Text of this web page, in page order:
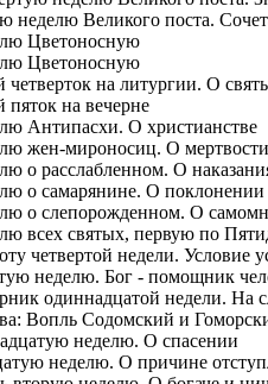
неделю Великого поста.
Цветоносную
Цветоносную
на литургии. О
на вечерне
Антипасхи. О христианстве
жен-мироносиц. О мертвости
о расслабленном. О
о самарянине. О
о слепорожденном. О
всех святых, первую по
четвертой недели. Условие
неделю. Бог - помощник
одиннадцатой недели. На
Вопль Содомский и
неделю. О спасении
неделю. О причине